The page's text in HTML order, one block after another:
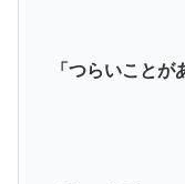
「つらいことが